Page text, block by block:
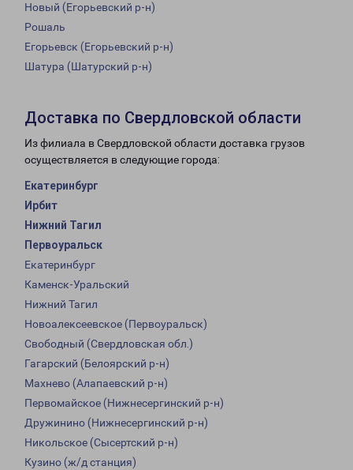
Новый (Егорьевский р-н)
Рошаль
Егорьевск (Егорьевский р-н)
Шатура (Шатурский р-н)
Доставка по Свердловской области
Из филиала в Свердловской области доставка грузов
осуществляется в следующие города:
Екатеринбург
Ирбит
Нижний Тагил
Первоуральск
Екатеринбург
Каменск-Уральский
Нижний Тагил
Новоалексеевское (Первоуральск)
Свободный (Свердловская обл.)
Гагарский (Белоярский р-н)
Махнево (Алапаевский р-н)
Первомайское (Нижнесергинский р-н)
Дружинино (Нижнесергинский р-н)
Никольское (Сысертский р-н)
Кузино (ж/д станция)